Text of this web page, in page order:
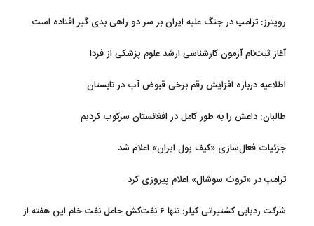
رویترز: ترامپ در جنگ علیه ایران بر سر دو راهی بدی گیر افتاده است
آغاز ثبت‌نام‌ آزمون کارشناسی ارشد علوم پزشکی از فردا
اطلاعیه درباره افزایش رقم برخی قبوض آب در تابستان
طالبان: داعش را به طور کامل در افغانستان سرکوب کردیم
جزئیات فعال‌سازی «کیف پول ایران» اعلام شد
ترامپ در «تروث سوشال» اعلام پیروزی کرد
شرکت ردیابی کشتیرانی کپلر: تنها ۶ نفت‌کش حامل نفت خام این هفته از